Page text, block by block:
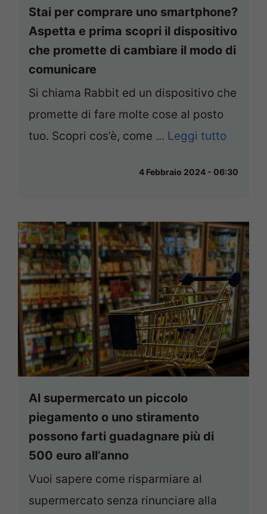
Stai per comprare uno smartphone?
Aspetta e prima scopri il dispositivo
che promette di cambiare il modo di
comunicare
Si chiama Rabbit ed un dispositivo che
promette di fare molte cose al posto
tuo. Scopri cos’è, come ... Leggi tutto
4 Febbraio 2024 - 06:30
Al supermercato un piccolo
piegamento o uno stiramento
possono farti guadagnare più di
500 euro all’anno
Vuoi sapere come risparmiare al
supermercato senza rinunciare alla